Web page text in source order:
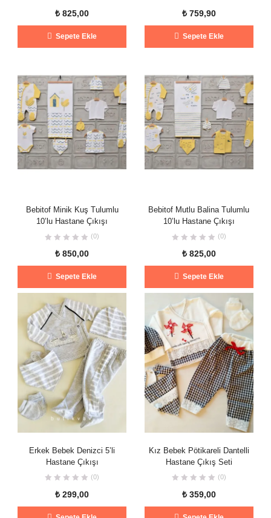
₺ 825,00
Sepete Ekle
₺759,90
Sepete Ekle
Bebitof Minik Kuş Tulumlu
10’lu Hastane Çıkışı
(0)
₺ 850,00
Sepete Ekle
Bebitof Mutlu Balina Tulumlu
10’lu Hastane Çıkışı
(0)
₺825,00
Sepete Ekle
Erkek Bebek Denizci 5’li
Hastane Çıkışı
(0)
₺ 299,00
Kız Bebek Pötikareli Dantelli
Hastane Çıkış Seti
(0)
₺359,00